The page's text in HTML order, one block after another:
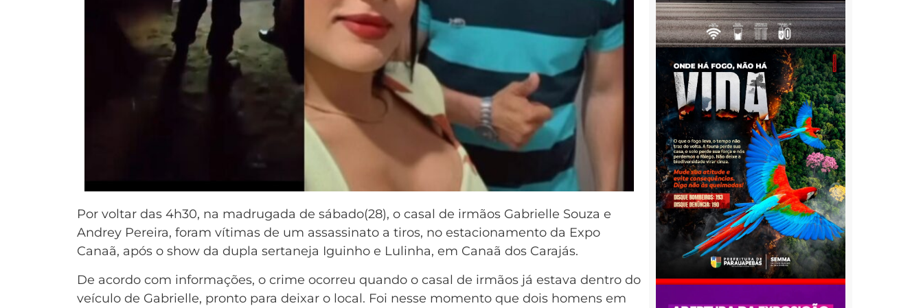
Por voltar das 4h30, na madrugada de sábado(28), o casal de irmãos Gabrielle Souza e
Andrey Pereira, foram vítimas de um assassinato a tiros, no estacionamento da Expo
Canaã, após o show da dupla sertaneja Iguinho e Lulinha, em Canaã dos Carajás.
De acordo com informações, o crime ocorreu quando o casal de irmãos já estava dentro do
veículo de Gabrielle, pronto para deixar o local. Foi nesse momento que dois homens em